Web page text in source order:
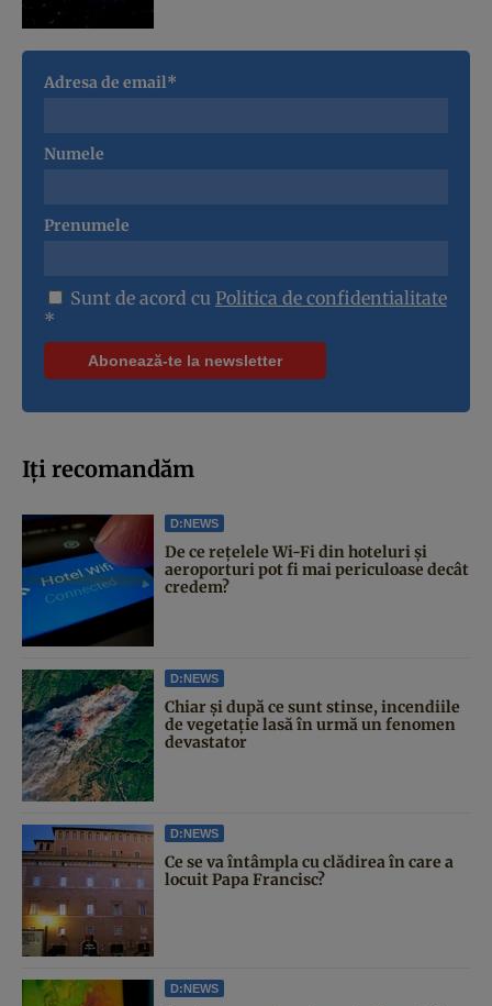
Adresa de email*
Numele
Prenumele
Sunt de acord cu Politica de confidentialitate
*
Iți recomandăm
D:NEWS
De ce rețelele Wi-Fi din hoteluri și
aeroporturi pot fi mai periculoase decât
credem?
D:NEWS
Chiar și după ce sunt stinse, incendiile
de vegetație lasă în urmă un fenomen
devastator
D:NEWS
Ce se va întâmpla cu clădirea în care a
locuit Papa Francisc?
D:NEWS